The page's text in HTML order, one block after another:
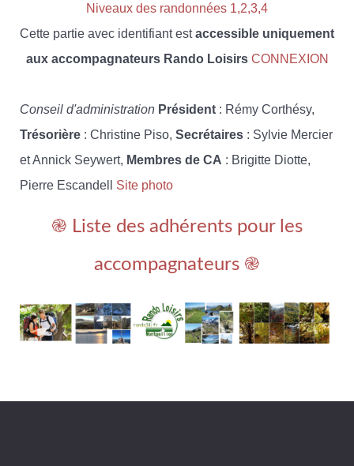
Niveaux des randonnées 1,2,3,4
Cette partie avec identifiant estaccessible uniquement
aux accompagnateurs Rando Loisirs CONNEXION
Conseil d'administration Président : Rémy Corthésy,
Trésorière : Christine Piso, Secrétaires : Sylvie Mercier
et Annick Seywert, Membres de CA : Brigitte Diotte,
Pierre Escandell Site photo
֎ Liste des adhérents pour les
accompagnateurs ֎